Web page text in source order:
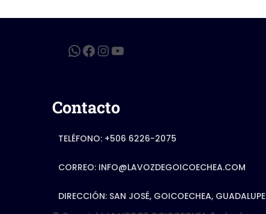
Contacto
TELÉFONO: +506 6226-2075
CORREO: INFO@LAVOZDEGOICOECHEA.COM
DIRECCIÓN: SAN JOSÉ, GOICOECHEA, GUADALUPE